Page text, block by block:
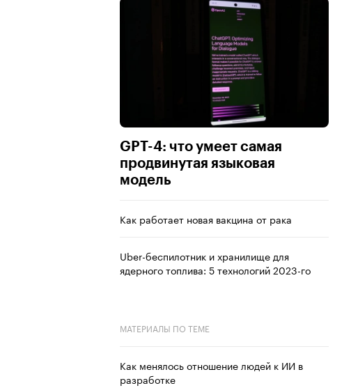
GPT-4: что умеет самая
продвинутая языковая
модель
Как работает новая вакцина от рака
Uber-беспилотник и хранилище для
ядерного топлива: 5 технологий 2023-го
МАТЕРИАЛЫ ПО ТЕМЕ
Как менялось отношение людей к ИИ в
разработке